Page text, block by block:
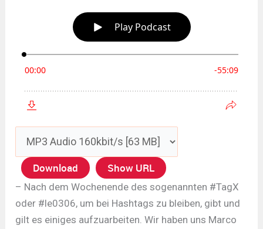
Download Show URL
– Nach dem Wochenende des sogenannten #TagX
oder #le0306, um bei Hashtags zu bleiben, gibt und
gilt es einiges aufzuarbeiten. Wir haben uns Marco